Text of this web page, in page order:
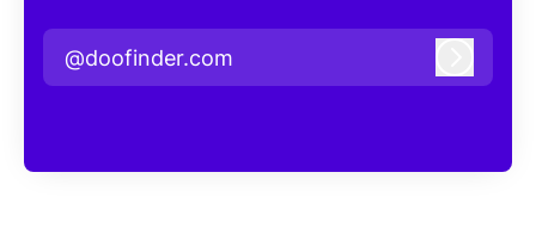
@doofinder.com